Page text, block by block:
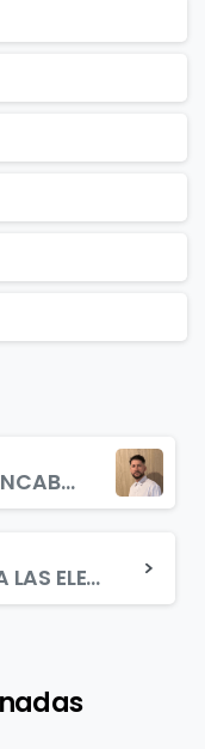
ALFONSO SALMERÓN ENCABEZARÁ LA LISTA DE LA COALICIÓN ANDALUCISTAS POR ALMERÍA
QUEDA UN MES PARA LAS ELECCIONES Y ESTAMOS PREPARADOS